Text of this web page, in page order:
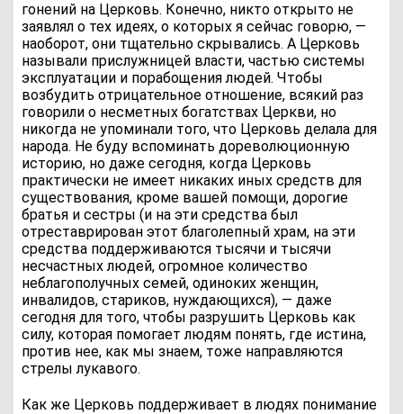
гонений на Церковь. Конечно, никто открыто не
заявлял о тех идеях, о которых я сейчас говорю, —
наоборот, они тщательно скрывались. А Церковь
называли прислужницей власти, частью системы
эксплуатации и порабощения людей. Чтобы
возбудить отрицательное отношение, всякий раз
говорили о несметных богатствах Церкви, но
никогда не упоминали того, что Церковь делала для
народа. Не буду вспоминать дореволюционную
историю, но даже сегодня, когда Церковь
практически не имеет никаких иных средств для
существования, кроме вашей помощи, дорогие
братья и сестры (и на эти средства был
отреставрирован этот благолепный храм, на эти
средства поддерживаются тысячи и тысячи
несчастных людей, огромное количество
неблагополучных семей, одиноких женщин,
инвалидов, стариков, нуждающихся), — даже
сегодня для того, чтобы разрушить Церковь как
силу, которая помогает людям понять, где истина,
против нее, как мы знаем, тоже направляются
стрелы лукавого.
Как же Церковь поддерживает в людях понимание